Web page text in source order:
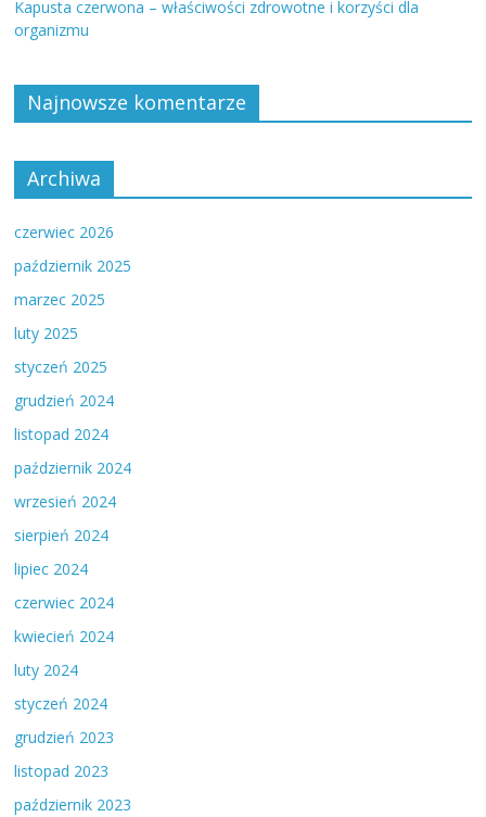
Kapusta czerwona – właściwości zdrowotne i korzyści dla
organizmu
Najnowsze komentarze
Archiwa
czerwiec 2026
październik 2025
marzec 2025
luty 2025
styczeń 2025
grudzień 2024
listopad 2024
październik 2024
wrzesień 2024
sierpień 2024
lipiec 2024
czerwiec 2024
kwiecień 2024
luty 2024
styczeń 2024
grudzień 2023
listopad 2023
październik 2023